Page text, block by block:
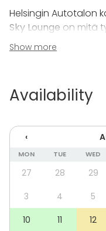
Helsingin Autotalon
Sky Lounge on mitä
kokousten että
järjestämiseen.
Sky Loungen
järjestää jopa 35
Pohjoispäädyn
terassilla
5-6 hengen
avautuvat
vaikuttavan
Show more
Availability
‹
MON TUE WED
27 28 29
3
4 5
10
11 12